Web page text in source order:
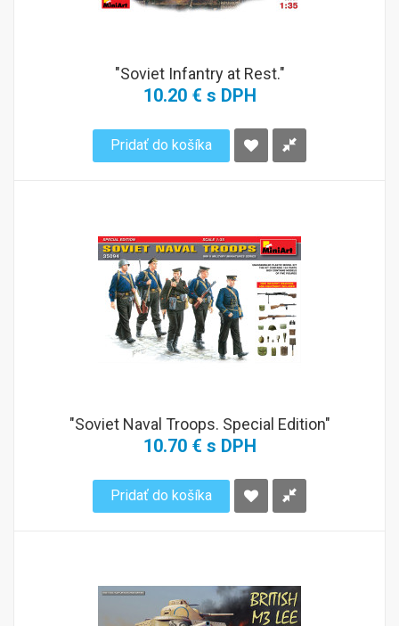
"Soviet Infantry at Rest."
10.20 € s DPH
Pridať do košíka
"Soviet Naval Troops. Special Edition"
10.70 € s DPH
Pridať do košíka